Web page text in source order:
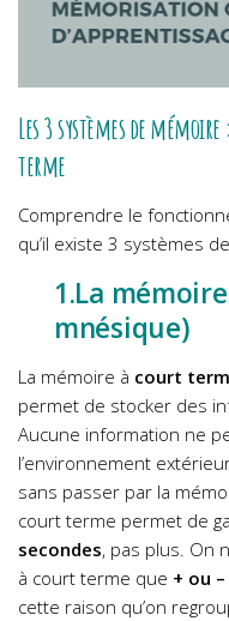
Les 3 systèmes de
terme
Comprendre le
qu’il existe 3 systèmes
1.La
mnésique)
La mémoire à court
permet de stocker des
Aucune information ne
l’environnement
sans passer par la
court terme permet de
secondes, pas plus. On
à court terme que + ou
cette raison qu’on